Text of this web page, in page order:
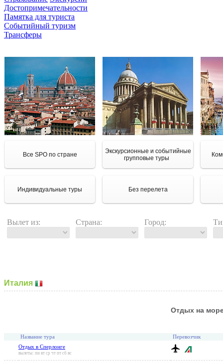
Достопримечательности
Памятка для туриста
Событийный туризм
Трансферы
Все SPO по стране
Экскурсионные и событийные
групповые туры
Индивидуальные туры Без перелета
Вылет из: Страна: Город:
Италия
Отдых на
Название тура Перевозчик
Отдых в Сперлонге
вылеты: пн вт ср чт пт сб вс